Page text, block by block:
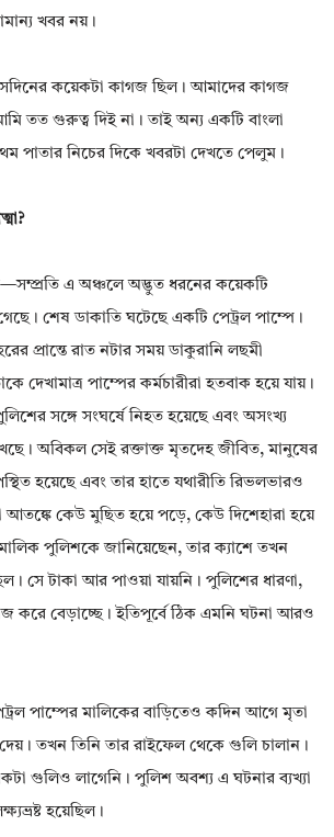
খবর নয়।
কয়েকটা কাগজ ছিল। আমাদের কাগজ
তত গুরুত্ব দিই না। তাই অন্য একটি বাংলা
পাতার নিচের দিকে খবরটা দেখতে পেলুম।
এ অঞ্চলে অদ্ভুত ধরনের কয়েকটি
শেষ ডাকাতি ঘটেছে একটি পেট্রল পাম্পে।
প্রান্তে রাত নটার সময় ডাকুরানি লছমী
দেখামাত্র পাম্পের কর্মচারীরা হতবাক হয়ে যায়।
সঙ্গে সংঘর্ষে নিহত হয়েছে এবং অসংখ্য
অবিকল সেই রক্তাক্ত মৃতদেহ জীবিত, মানুষের
হয়েছে এবং তার হাতে যথারীতি রিভলভারও
আতঙ্কে কেউ মুছিত হয়ে পড়ে, কেউ দিশেহারা হয়ে
পুলিশকে জানিয়েছেন, তার ক্যাশে তখন
সে টাকা আর পাওয়া যায়নি। পুলিশের ধারণা,
করে বেড়াচ্ছে। ইতিপূর্বে ঠিক এমনি ঘটনা আরও
পাম্পের মালিকের বাড়িতেও কদিন আগে মৃতা
তখন তিনি তার রাইফেল থেকে গুলি চালান।
গুলিও লাগেনি। পুলিশ অবশ্য এ ঘটনার ব্যখ্যা
হয়েছিল।